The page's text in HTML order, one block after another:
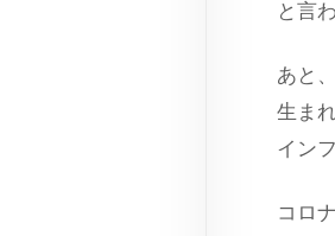
と言
あと
生ま
イン
コロ